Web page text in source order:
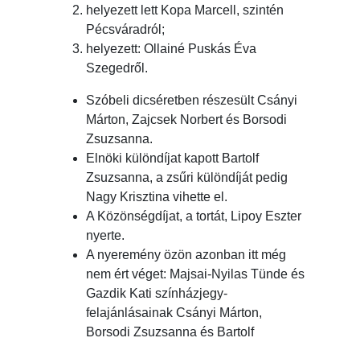
helyezett lett Kopa Marcell, szintén
Pécsváradról;
helyezett: Ollainé Puskás Éva
Szegedről.
Szóbeli dicséretben részesült Csányi
Márton, Zajcsek Norbert és Borsodi
Zsuzsanna.
Elnöki különdíjat kapott Bartolf
Zsuzsanna, a zsűri különdíját pedig
Nagy Krisztina vihette el.
A Közönségdíjat, a tortát, Lipoy Eszter
nyerte.
A nyeremény özön azonban itt még
nem ért véget: Majsai-Nyilas Tünde és
Gazdik Kati színházjegy-
felajánlásainak Csányi Márton,
Borsodi Zsuzsanna és Bartolf